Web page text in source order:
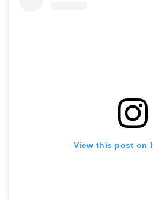
View this post on